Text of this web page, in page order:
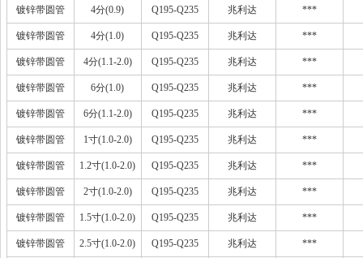
镀锌带圆管 4分(0.9) Q195-Q235 兆利达 ***
镀锌带圆管 4分(1.0) Q195-Q235 兆利达 ***
镀锌带圆管 4分(1.1-2.0) Q195-Q235 兆利达 ***
镀锌带圆管 6分(1.0) Q195-Q235 兆利达 ***
镀锌带圆管 6分(1.1-2.0) Q195-Q235 兆利达 ***
镀锌带圆管 1寸(1.0-2.0) Q195-Q235 兆利达 ***
镀锌带圆管 1.2寸(1.0-2.0) Q195-Q235 兆利达 ***
镀锌带圆管 2寸(1.0-2.0) Q195-Q235 兆利达 ***
镀锌带圆管 1.5寸(1.0-2.0) Q195-Q235 兆利达 ***
镀锌带圆管 2.5寸(1.0-2.0) Q195-Q235 兆利达 ***